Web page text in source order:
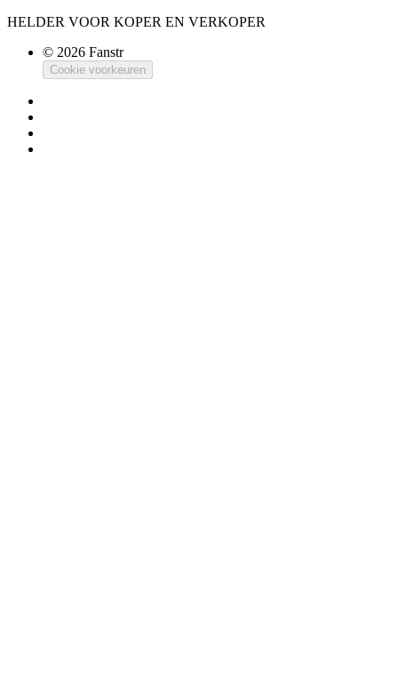
HELDER VOOR KOPER EN VERKOPER
© 2026 Fanstr
Cookie voorkeuren